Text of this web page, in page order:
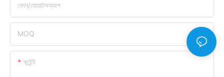
ফোন/হোয়াটসঅ্যাপ
MOQ
কন্টেন্ট